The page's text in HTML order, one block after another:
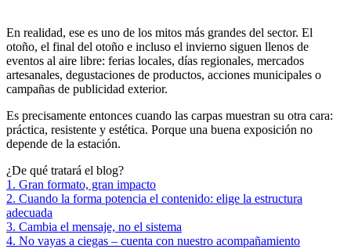
En realidad, ese es uno de los mitos más grandes del sector. El
otoño, el final del otoño e incluso el invierno siguen llenos de
eventos al aire libre: ferias locales, días regionales, mercados
artesanales, degustaciones de productos, acciones municipales o
campañas de publicidad exterior.
Es precisamente entonces cuando las carpas muestran su otra cara:
práctica, resistente y estética. Porque una buena exposición no
depende de la estación.
¿De qué tratará el blog?
1. Gran formato, gran impacto
2. Cuando la forma potencia el contenido: elige la estructura
adecuada
3. Cambia el mensaje, no el sistema
4. No vayas a ciegas – cuenta con nuestro acompañamiento